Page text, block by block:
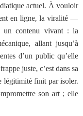
actuel. À vouloir
en ligne, la viralité —
contenu vivant : la
allant jusqu’à
d’un public qu’elle
juste, c’est dans sa
légitimité finit par isoler.
son art ; elle